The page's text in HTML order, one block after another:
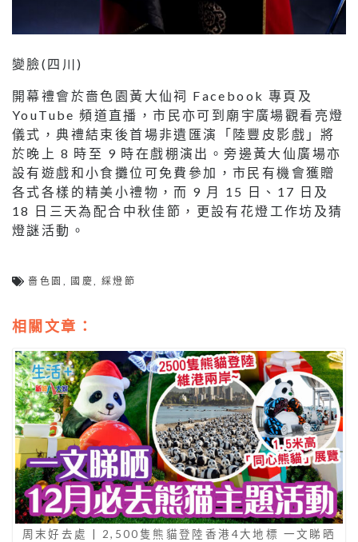
變臉(四川)
開幕禮會於嗇色園黃大仙祠 Facebook 專頁及
YouTube 頻道直播，市民亦可到廟宇廣場觀看亮燈
儀式，典禮結束後首場非遺匯演「陸豐皮影戲」將
於晚上 8 時至 9 時在戲棚演出。旁邊黃大仙廣場亦
設有遊戲和小食攤位可免費參加，市民有機會獲贈
各式各樣的精美小禮物，而 9 月 15 日、17 日及
18 日三天為配合中秋佳節，更設有花燈工作坊及猜
燈謎活動。
嗇色園 國慶 ,綵燈節
相關文章：
周末好去處 | 2,500隻熊貓登陸香港4大地標 一文睇晒